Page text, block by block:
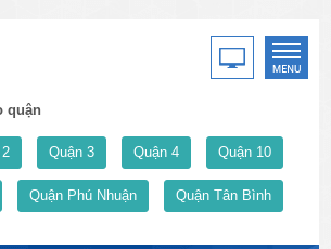
quận
Quận 3 Quận 4 Quận 10
Quận Phú Nhuận Quận Tân Bình